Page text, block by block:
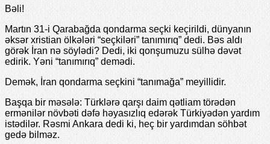
Bəli!
Martın 31-i Qarabağda qondarma seçki keçirildi, dünyanın
əksər xristian ölkələri “seçkiləri” tanımırıq” dedi. Bəs aldı
görək İran nə söylədi? Dedi, iki qonşumuzu sülhə dəvət
edirik. Yəni “tanımırıq” demədi.
Demək, İran qondarma seçkini “tanımağa” meyillidir.
Başqa bir məsələ: Türklərə qarşı daim qətliam törədən
ermənilər növbəti dəfə həyasızlıq edərək Türkiyədən yardım
istədilər. Rəsmi Ankara dedi ki, heç bir yardımdan söhbət
gedə bilməz.